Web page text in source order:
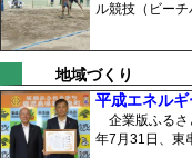
ル競技（ビー
地域づくり
平成エネル
企業版ふるさ
年7月31日、東